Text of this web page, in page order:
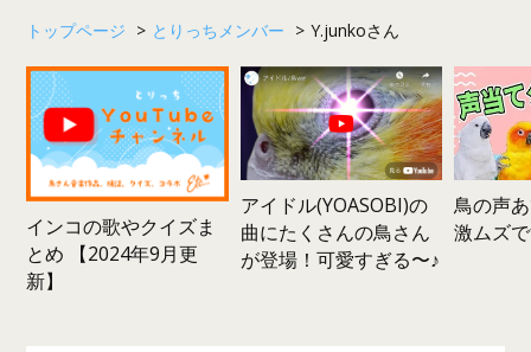
トップページ > とりっちメンバー > Y.junkoさん
インコの歌やクイズま
とめ 【2024年9月更
新】
アイドル(YOASOBI)の
曲にたくさんの鳥さん
が登場！可愛すぎる〜♪
鳥の声
激ムズ